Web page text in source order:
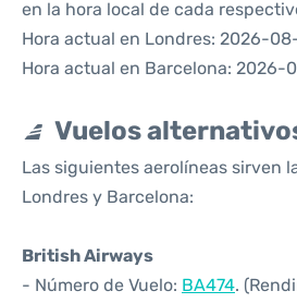
en la hora local de cada
Hora actual en Londres: 2026-
Hora actual en Barcelona: 2026-
Vuelos
Las siguientes aerolíneas sirven
Londres y Barcelona:
British Airways
- Número de Vuelo: BA474.